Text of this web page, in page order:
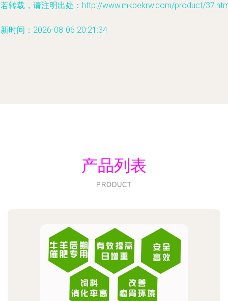
转载，请注明出处：http://www.mkbekrw.com/product/
时间：2026-08-06 20:21:34
产品列表
PRODUCT